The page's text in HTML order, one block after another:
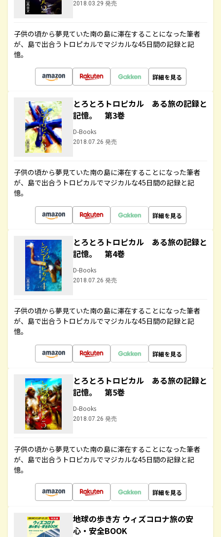
2018.03.29 発売
子供の頃から夢見ていた南の島に滞在することになった筆者
が、島で出合うトロピカルでマジカルな45日間の記録と記
憶。
詳細を見る
とろとろトロピカル ある旅の記録と
記憶。 第3巻
D-Books
2018.07.26 発売
子供の頃から夢見ていた南の島に滞在することになった筆者
が、島で出合うトロピカルでマジカルな45日間の記録と記
憶。
詳細を見る
とろとろトロピカル ある旅の記録と
記憶。 第4巻
D-Books
2018.07.26 発売
子供の頃から夢見ていた南の島に滞在することになった筆者
が、島で出合うトロピカルでマジカルな45日間の記録と記
憶。
詳細を見る
とろとろトロピカル ある旅の記録と
記憶。 第5巻
D-Books
2018.07.26 発売
子供の頃から夢見ていた南の島に滞在することになった筆者
が、島で出合うトロピカルでマジカルな45日間の記録と記
憶。
詳細を見る
地球の歩き方 ウィズコロナ旅の安
心・安全BOOK